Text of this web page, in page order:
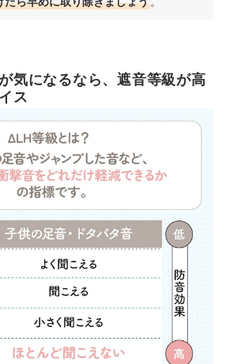
気になるなら、遮音等級が高
ス